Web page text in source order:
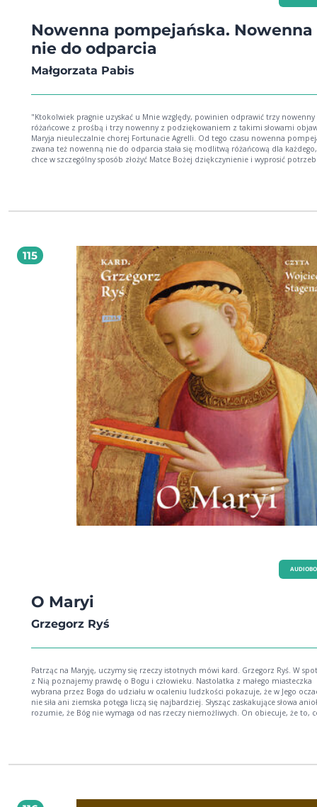
Nowenna pompejańska. Nowenna
nie do odparcia
Małgorzata Pabis
"Ktokolwiek pragnie uzyskać u Mnie względy, powinien odprawić trzy nowenny
różańcowe z prośbą i trzy nowenny z podziękowaniem z takimi słowami objawiła się
Maryja nieuleczalnie chorej Fortunacie Agrelli. Od tego czasu nowenna
zwana też nowenną nie do odparcia stała się modlitwą różańcową dla każdego, kto
chce w szczególny sposób złożyć Matce Bożej dziękczynienie i wyprosić
115
O Maryi
Grzegorz Ryś
Patrząc na Maryję, uczymy się rzeczy istotnych mówi kard. Grzegorz Ryś. W spotkaniu
z Nią poznajemy prawdę o Bogu i człowieku. Nastolatka z małego miasteczka
wybrana przez Boga do udziału w ocaleniu ludzkości pokazuje, że w Jego
nie siła ani ziemska potęga liczą się najbardziej. Słysząc zaskakujące słowa
rozumie, że Bóg nie wymaga od nas rzeczy niemożliwych. On obiecuje, że to,
zbiera jego najważniejsze wystąpienia i homilie poświęcone Maryi.